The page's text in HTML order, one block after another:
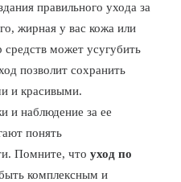
правильного ухода за
жирная у вас кожа или
может усугубить
позволит сохранить
и красивыми.
и наблюдение за ее
понять
Помните, что уход по
комплексным и